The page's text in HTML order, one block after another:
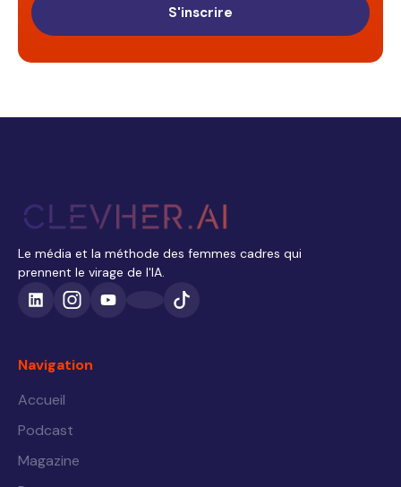
S'inscrire
Le média et la méthode des femmes cadres qui
prennent le virage de l'IA.
Navigation
Accueil
Podcast
Magazine